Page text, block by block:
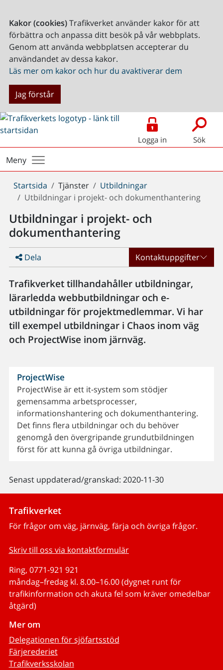
Kakor (cookies)Trafikverket använder kakor för att
förbättra och anpassa ditt besök på vår webbplats.
Genom att använda webbplatsen accepterar du
användandet av dessa kakor.
Läs mer om kakor och hur du avaktiverar dem
Jag förstår
Logga in Sök
Meny
Du
är
Startsida Tjänster
Utbildningar
Utbildningar i projekt- och dokumenthantering
Utbildningar i projekt- och
dokumenthantering
Dela Kontaktuppgifter
Trafikverket tillhandahåller utbildningar,
lärarledda webbutbildningar och e-
utbildningar för projektmedlemmar. Vi har
till exempel utbildningar i Chaos inom väg
och ProjectWise inom järnväg.
ProjectWise
ProjectWise är ett it-system som stödjer
gemensamma arbetsprocesser,
informationshantering och dokumenthantering.
Det finns flera utbildningar och du behöver
genomgå den övergripande grundutbildningen
först för att kunna gå övriga utbildningar.
Senast uppdaterad/granskad: 2020-11-30
Trafikverket
För frågor om väg, järnväg, färja och övriga frågor.
Skriv till oss via kontaktformulär
Ring, 0771-921 921
måndag–fredag kl. 8.00–16.00 (dygnet runt för
trafikinformation och akuta fel som kräver omedelbar
åtgärd)
Mer om
Delegationen för sjöfartsstöd
Färjerederiet
Trafikverksskolan